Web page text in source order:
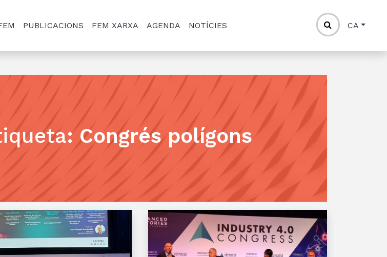
PUBLICACIONS FEM XARXA AGENDA NOTÍCIES CA
: Congrés polígons